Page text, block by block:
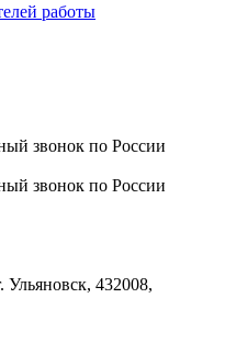
работы
звонок по России
звонок по России
Ульяновск, 432008,